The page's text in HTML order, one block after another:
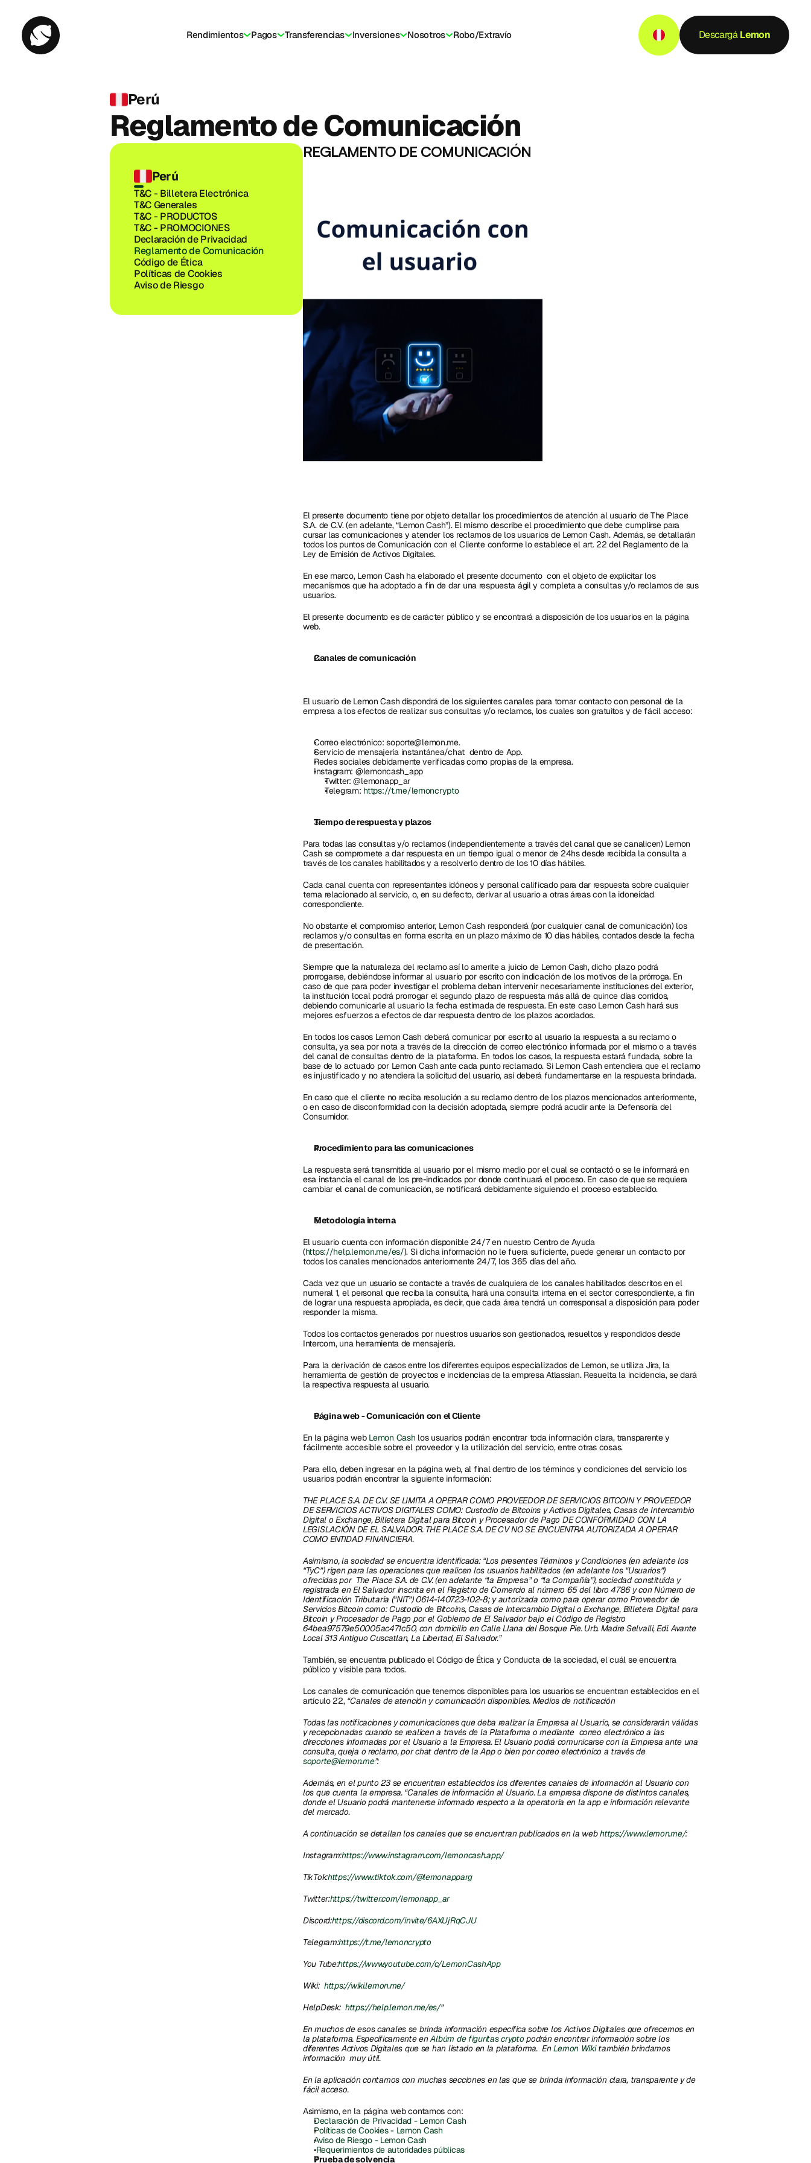
Rendimientos Pagos Transferencias Inversiones Nosotros Robo/Extravío Descargá Lemon
BilleteraVive en cryptoComunidadAprendeTransparencia PER
Perú
Reglamento de Comunicación
Perú
T&C - Billetera Electrónica
T&C Generales
T&C - PRODUCTOS
T&C - PROMOCIONES
Declaración de Privacidad
Reglamento de Comunicación
Código de Ética
Políticas de Cookies
Aviso de Riesgo
REGLAMENTO DE COMUNICACIÓN
El presente documento tiene por objeto detallar los procedimientos de atención al usuario de The Place
S.A. de C.V. (en adelante, “Lemon Cash”). El mismo describe el procedimiento que debe cumplirse para
cursar las comunicaciones y atender los reclamos de los usuarios de Lemon Cash. Además, se detallarán
todos los puntos de Comunicación con el Cliente conforme lo establece el art. 22 del Reglamento de la
Ley de Emisión de Activos Digitales.
En ese marco, Lemon Cash ha elaborado el presente documento  con el objeto de explicitar los
mecanismos que ha adoptado a fin de dar una respuesta ágil y completa a consultas y/o reclamos de sus
usuarios.
El presente documento es de carácter público y se encontrará a disposición de los usuarios en la página
web.
Canales de comunicación
El usuario de Lemon Cash dispondrá de los siguientes canales para tomar contacto con personal de la
empresa a los efectos de realizar sus consultas y/o reclamos, los cuales son gratuitos y de fácil acceso:
Correo electrónico: soporte@lemon.me.
Servicio de mensajería instantánea/chat  dentro de App.
Redes sociales debidamente verificadas como propias de la empresa.
Instagram: @lemoncash_app
Twitter: @lemonapp_ar
Telegram: https://t.me/lemoncrypto
Tiempo de respuesta y plazos
Para todas las consultas y/o reclamos (independientemente a través del canal que se canalicen) Lemon
Cash se compromete a dar respuesta en un tiempo igual o menor de 24hs desde recibida la consulta a
través de los canales habilitados y a resolverlo dentro de los 10 días hábiles.
Cada canal cuenta con representantes idóneos y personal calificado para dar respuesta sobre cualquier
tema relacionado al servicio, o, en su defecto, derivar al usuario a otras áreas con la idoneidad
correspondiente.
No obstante el compromiso anterior, Lemon Cash responderá (por cualquier canal de comunicación) los
reclamos y/o consultas en forma escrita en un plazo máximo de 10 días hábiles, contados desde la fecha
de presentación.
Siempre que la naturaleza del reclamo así lo amerite a juicio de Lemon Cash, dicho plazo podrá
prorrogarse, debiéndose informar al usuario por escrito con indicación de los motivos de la prórroga. En
caso de que para poder investigar el problema deban intervenir necesariamente instituciones del exterior,
la institución local podrá prorrogar el segundo plazo de respuesta más allá de quince días corridos,
debiendo comunicarle al usuario la fecha estimada de respuesta. En este caso Lemon Cash hará sus
mejores esfuerzos a efectos de dar respuesta dentro de los plazos acordados.
En todos los casos Lemon Cash deberá comunicar por escrito al usuario la respuesta a su reclamo o
consulta, ya sea por nota a través de la dirección de correo electrónico informada por el mismo o a través
del canal de consultas dentro de la plataforma. En todos los casos, la respuesta estará fundada, sobre la
base de lo actuado por Lemon Cash ante cada punto reclamado. Si Lemon Cash entendiera que el reclamo
es injustificado y no atendiera la solicitud del usuario, así deberá fundamentarse en la respuesta brindada.
En caso que el cliente no reciba resolución a su reclamo dentro de los plazos mencionados anteriormente,
o en caso de disconformidad con la decisión adoptada, siempre podrá acudir ante la Defensoría del
Consumidor.
Procedimiento para las comunicaciones
La respuesta será transmitida al usuario por el mismo medio por el cual se contactó o se le informará en
esa instancia el canal de los pre-indicados por donde continuará el proceso. En caso de que se requiera
cambiar el canal de comunicación, se notificará debidamente siguiendo el proceso establecido.
Metodología interna
El usuario cuenta con información disponible 24/7 en nuestro Centro de Ayuda
(https://help.lemon.me/es/). Si dicha información no le fuera suficiente, puede generar un contacto por
todos los canales mencionados anteriormente 24/7, los 365 días del año.
Cada vez que un usuario se contacte a través de cualquiera de los canales habilitados descritos en el
numeral 1, el personal que reciba la consulta, hará una consulta interna en el sector correspondiente, a fin
de lograr una respuesta apropiada, es decir, que cada área tendrá un corresponsal a disposición para poder
responder la misma.
Todos los contactos generados por nuestros usuarios son gestionados, resueltos y respondidos desde
Intercom, una herramienta de mensajería.
Para la derivación de casos entre los diferentes equipos especializados de Lemon, se utiliza Jira, la
herramienta de gestión de proyectos e incidencias de la empresa Atlassian. Resuelta la incidencia, se dará
la respectiva respuesta al usuario.
Página web - Comunicación con el Cliente
En la página web Lemon Cash los usuarios podrán encontrar toda información clara, transparente y
fácilmente accesible sobre el proveedor y la utilización del servicio, entre otras cosas.
Para ello, deben ingresar en la página web, al final dentro de los términos y condiciones del servicio los
usuarios podrán encontrar la siguiente información:
THE PLACE S.A. DE C.V. SE LIMITA A OPERAR COMO PROVEEDOR DE SERVICIOS BITCOIN Y PROVEEDOR
DE SERVICIOS ACTIVOS DIGITALES COMO: Custodio de Bitcoins y Activos Digitales, Casas de Intercambio
Digital o Exchange, Billetera Digital para Bitcoin y Procesador de Pago DE CONFORMIDAD CON LA
LEGISLACIÓN DE EL SALVADOR. THE PLACE S.A. DE CV NO SE ENCUENTRA AUTORIZADA A OPERAR
COMO ENTIDAD FINANCIERA.
Asimismo, la sociedad se encuentra identificada: “Los presentes Términos y Condiciones (en adelante los
“TyC”) rigen para las operaciones que realicen los usuarios habilitados (en adelante los “Usuarios”)
ofrecidas por  The Place S.A. de C.V. (en adelante “la Empresa” o “la Compañía”), sociedad constituida y
registrada en El Salvador inscrita en el Registro de Comercio al número 65 del libro 4786 y con Número de
Identificación Tributaria (“NIT”) 0614-140723-102-8; y autorizada como para operar como Proveedor de
Servicios Bitcoin como: Custodio de Bitcoins, Casas de Intercambio Digital o Exchange, Billetera Digital para
Bitcoin y Procesador de Pago por el Gobierno de El Salvador bajo el Código de Registro
64bea97579e50005ac471c50, con domicilio en Calle Llana del Bosque Pie. Urb. Madre Selvalli, Edi. Avante
Local 313 Antiguo Cuscatlan, La Libertad, El Salvador.”
También, se encuentra publicado el Código de Ética y Conducta de la sociedad, el cuál se encuentra
público y visible para todos.
Los canales de comunicación que tenemos disponibles para los usuarios se encuentran establecidos en el
artículo 22, “Canales de atención y comunicación disponibles. Medios de notificación
Todas las notificaciones y comunicaciones que deba realizar la Empresa al Usuario, se considerarán válidas
y recepcionadas cuando se realicen a través de la Plataforma o mediante  correo electrónico a las
direcciones informadas por el Usuario a la Empresa. El Usuario podrá comunicarse con la Empresa ante una
consulta, queja o reclamo, por chat dentro de la App o bien por correo electrónico a través de
soporte@lemon.me”:
Además, en el punto 23 se encuentran establecidos los diferentes canales de información al Usuario con
los que cuenta la empresa. “Canales de información al Usuario. La empresa dispone de distintos canales,
donde el Usuario podrá mantenerse informado respecto a la operatoria en la app e información relevante
del mercado.
A continuación se detallan los canales que se encuentran publicados en la web https://www.lemon.me/:
Instagram:https://www.instagram.com/lemoncash.app/
TikTok:https://www.tiktok.com/@lemonapparg
Twitter:https://twitter.com/lemonapp_ar
Discord:https://discord.com/invite/6AXUjRqCJU
Telegram:https://t.me/lemoncrypto
You Tube:https://www.youtube.com/c/LemonCashApp
Wiki: https://wiki.lemon.me/
HelpDesk: https://help.lemon.me/es/”
En muchos de esos canales se brinda información específica sobre los Activos Digitales que ofrecemos en
la plataforma. Específicamente en Albúm de figuritas crypto podrán encontrar información sobre los
diferentes Activos Digitales que se han listado en la plataforma.  En Lemon Wiki también brindamos
información  muy útil.
En la aplicación contamos con muchas secciones en las que se brinda información clara, transparente y de
fácil acceso.
Asimismo, en la página web contamos con:
Declaración de Privacidad - Lemon Cash
Políticas de Cookies - Lemon Cash
Aviso de Riesgo - Lemon Cash
Requerimientos de autoridades públicas
Prueba de solvencia